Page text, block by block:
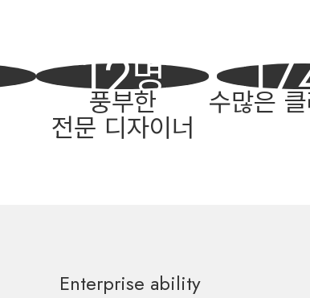
13명
풍부한
전문 디자이너
수많은
Enterprise abilityUS